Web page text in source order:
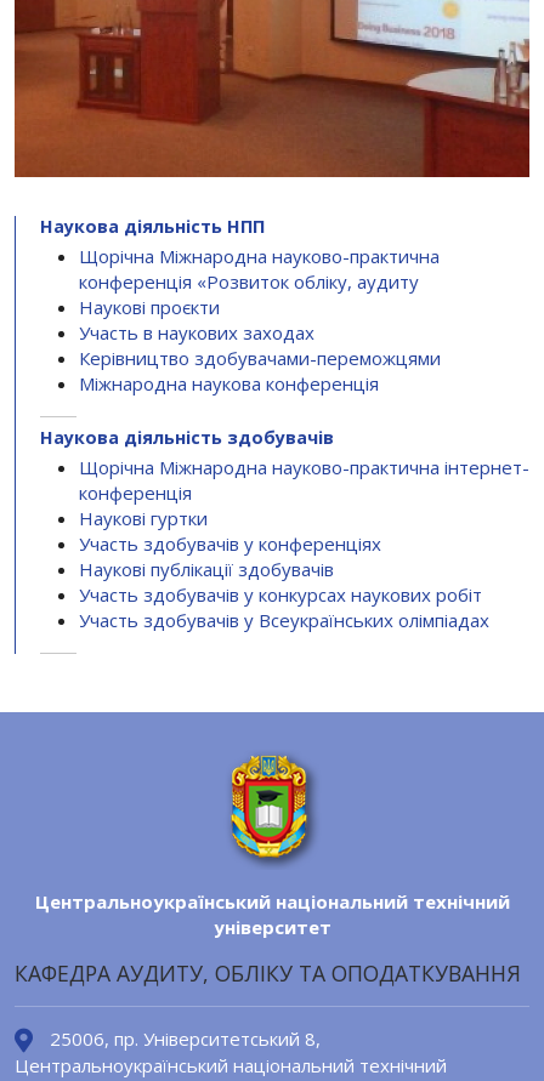
Наукова діяльність НПП
Щорічна Міжнародна науково-практична
конференція «Розвиток обліку, аудиту
Наукові проєкти
Участь в наукових заходах
Керівництво здобувачами-переможцями
Міжнародна наукова конференція
Наукова діяльність здобувачів
Щорічна Міжнародна науково-практична інтернет-
конференція
Наукові гуртки
Участь здобувачів у конференціях
Наукові публікації здобувачів
Участь здобувачів у конкурсах наукових робіт
Участь здобувачів у Всеукраїнських олімпіадах
Центральноукраїнський національний технічний
університет
КАФЕДРА АУДИТУ, ОБЛІКУ ТА ОПОДАТКУВАННЯ
25006, пр. Університетський 8,
Центральноукраїнський національний технічний